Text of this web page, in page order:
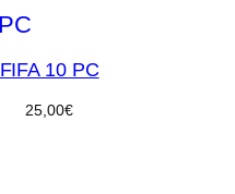
FIFA 10 PC
25,00€